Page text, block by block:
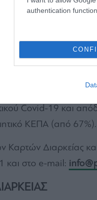
authentication
από την ισχύουσα
ή νόσησης τους
Covid-19 και
ΚΕΠΑ (από 67%).
Καρτών Διαρκείας
και στο e-mail: